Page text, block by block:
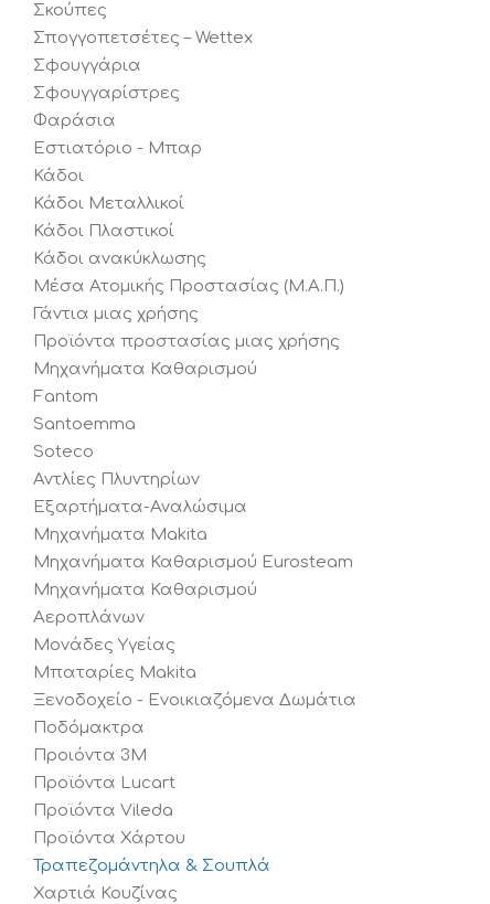
Σκούπες
Σπογγοπετσέτες – Wettex
Σφουγγάρια
Σφουγγαρίστρες
Φαράσια
Εστιατόριο - Μπαρ
Κάδοι
Κάδοι Μεταλλικοί
Κάδοι Πλαστικοί
Κάδοι ανακύκλωσης
Μέσα Ατομικής Προστασίας (Μ.Α.Π.)
Γάντια μιας χρήσης
Προϊόντα προστασίας μιας χρήσης
Μηχανήματα Καθαρισμού
Fantom
Santoemma
Soteco
Αντλίες Πλυντηρίων
Εξαρτήματα-Αναλώσιμα
Μηχανήματα Makita
Μηχανήματα Καθαρισμού Eurosteam
Μηχανήματα Καθαρισμού
Αεροπλάνων
Μονάδες Υγείας
Μπαταρίες Makita
Ξενοδοχείο - Ενοικιαζόμενα Δωμάτια
Ποδόμακτρα
Προιόντα 3Μ
Προϊόντα Lucart
Προϊόντα Vileda
Προϊόντα Χάρτου
Τραπεζομάντηλα & Σουπλά
Χαρτιά Κουζίνας